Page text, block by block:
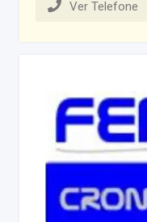
Ver Telefone